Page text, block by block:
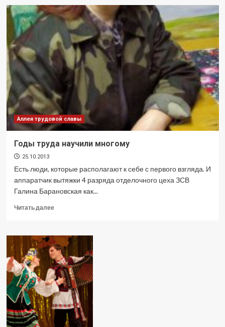
Праздник
мудрости
Аллея трудовой славы
Годы труда научили многому
25.10.2013
Есть люди, которые располагают к себе с первого взгляда. И
аппаратчик вытяжки 4 разряда отделочного цеха ЗСВ
Галина Барановская как...
Читать далееПрочитать
Годы
труда
научили
многому